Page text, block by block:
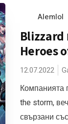
Alemlol
Heroes
12.07.2022
Компанията
the storm,
свързани